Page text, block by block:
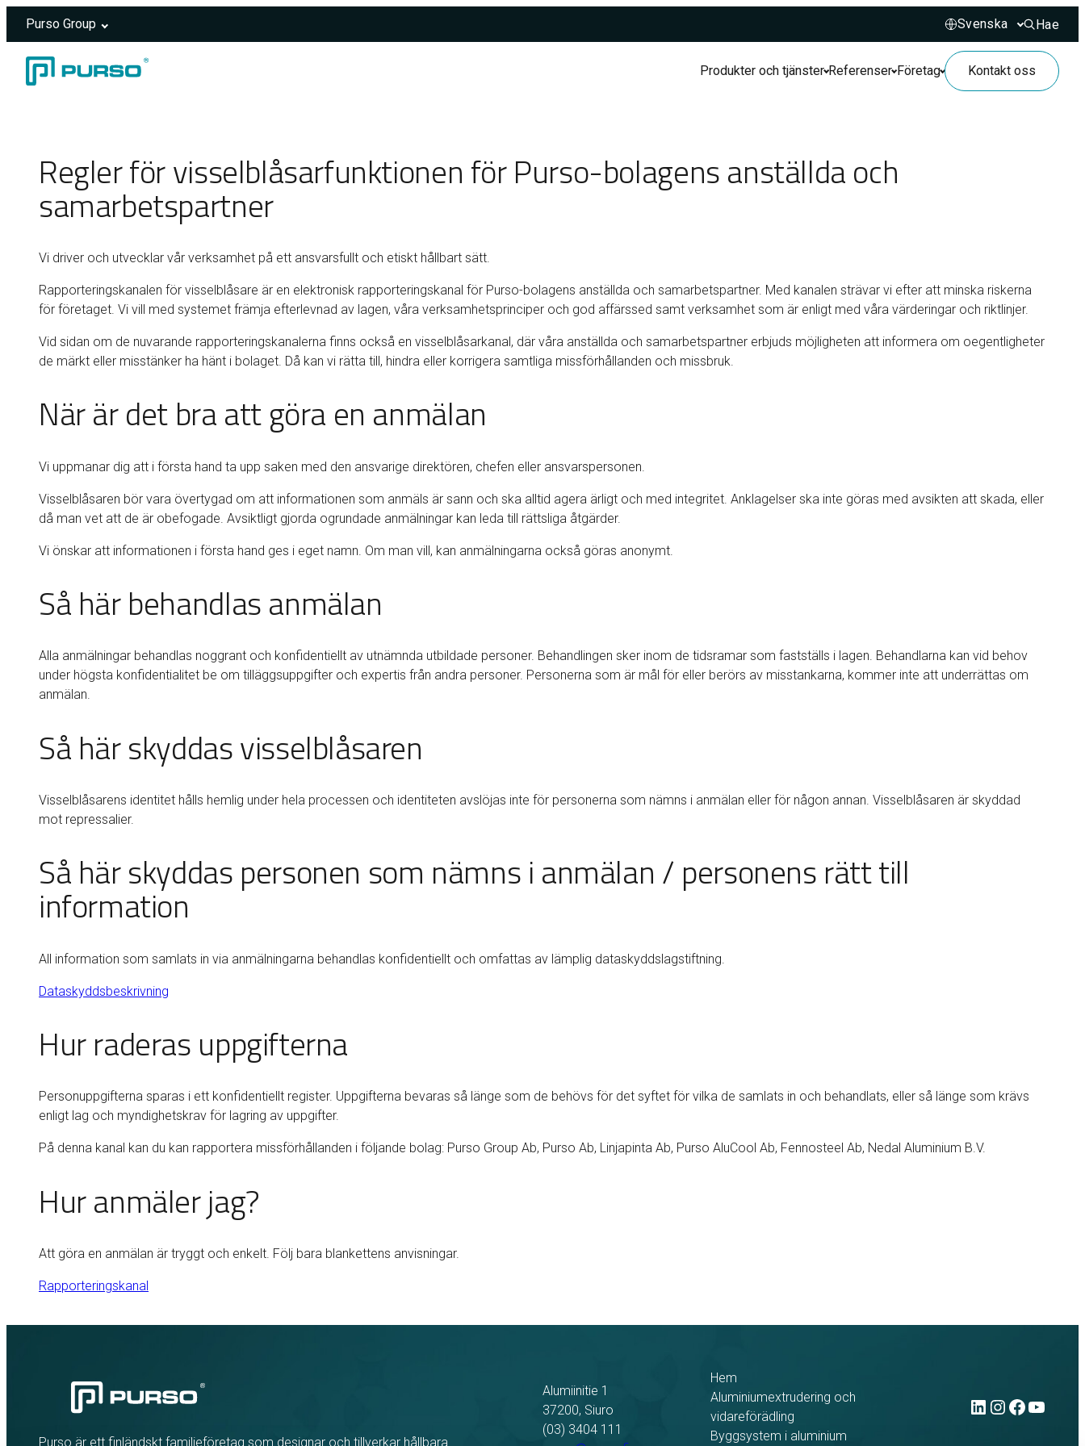
Purso Group
Hae
Hae
Produkter och tjänster Referenser Företag Kontakt oss
Regler för visselblåsarfunktionen för Purso-bolagens anställda och
samarbetspartner
Vi driver och utvecklar vår verksamhet på ett ansvarsfullt och etiskt hållbart sätt.
Rapporteringskanalen för visselblåsare är en elektronisk rapporteringskanal för Purso-bolagens anställda och samarbetspartner. Med kanalen strävar vi efter att minska riskerna
för företaget. Vi vill med systemet främja efterlevnad av lagen, våra verksamhetsprinciper och god affärssed samt verksamhet som är enligt med våra värderingar och riktlinjer.
Vid sidan om de nuvarande rapporteringskanalerna finns också en visselblåsarkanal, där våra anställda och samarbetspartner erbjuds möjligheten att informera om oegentligheter
de märkt eller misstänker ha hänt i bolaget. Då kan vi rätta till, hindra eller korrigera samtliga missförhållanden och missbruk.
När är det bra att göra en anmälan
Vi uppmanar dig att i första hand ta upp saken med den ansvarige direktören, chefen eller ansvarspersonen.
Visselblåsaren bör vara övertygad om att informationen som anmäls är sann och ska alltid agera ärligt och med integritet. Anklagelser ska inte göras med avsikten att skada, eller
då man vet att de är obefogade. Avsiktligt gjorda ogrundade anmälningar kan leda till rättsliga åtgärder.
Vi önskar att informationen i första hand ges i eget namn. Om man vill, kan anmälningarna också göras anonymt.
Så här behandlas anmälan
Alla anmälningar behandlas noggrant och konfidentiellt av utnämnda utbildade personer. Behandlingen sker inom de tidsramar som fastställs i lagen. Behandlarna kan vid behov
under högsta konfidentialitet be om tilläggsuppgifter och expertis från andra personer. Personerna som är mål för eller berörs av misstankarna, kommer inte att underrättas om
anmälan.
Så här skyddas visselblåsaren
Visselblåsarens identitet hålls hemlig under hela processen och identiteten avslöjas inte för personerna som nämns i anmälan eller för någon annan. Visselblåsaren är skyddad
mot repressalier.
Så här skyddas personen som nämns i anmälan / personens rätt till
information
All information som samlats in via anmälningarna behandlas konfidentiellt och omfattas av lämplig dataskyddslagstiftning.
Dataskyddsbeskrivning
Hur raderas uppgifterna
Personuppgifterna sparas i ett konfidentiellt register. Uppgifterna bevaras så länge som de behövs för det syftet för vilka de samlats in och behandlats, eller så länge som krävs
enligt lag och myndighetskrav för lagring av uppgifter.
På denna kanal kan du kan rapportera missförhållanden i följande bolag: Purso Group Ab, Purso Ab, Linjapinta Ab, Purso AluCool Ab, Fennosteel Ab, Nedal Aluminium B.V.
Hur anmäler jag?
Att göra en anmälan är tryggt och enkelt. Följ bara blankettens anvisningar.
Rapporteringskanal
Purso är ett finländskt familjeföretag som designar och tillverkar hållbara
Alumiinitie 1
37200, Siuro
(03) 3404 111
Hem
Aluminiumextrudering och
vidareförädling
Byggsystem i aluminium
LinkedIn